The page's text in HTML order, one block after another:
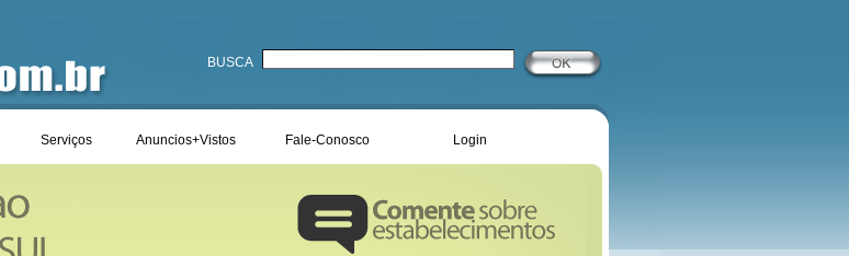
BUSCA
Serviços Anuncios+Vistos Fale-Conosco Login